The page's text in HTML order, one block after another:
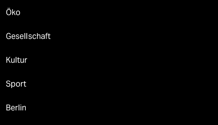
Öko
Gesellschaft
Kultur
Sport
Berlin